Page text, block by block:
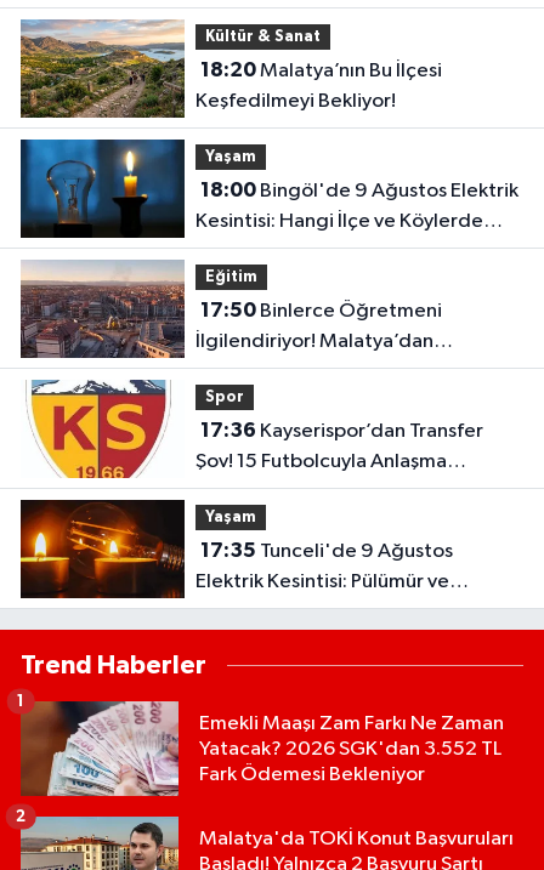
Kazandibi Tarifi
Kültür & Sanat
18:20Malatya’nın Bu İlçesi
Keşfedilmeyi Bekliyor!
Yaşam
18:00Bingöl'de 9 Ağustos Elektrik
Kesintisi: Hangi İlçe ve Köylerde
Elektrikler Kesilecek?
Eğitim
17:50Binlerce Öğretmeni
İlgilendiriyor! Malatya’dan
Bakanlığa “İl Emri” Çağrısı
Spor
17:36
Şov! 15 Futbolcuyla Anlaşma
Sağlandı
Yaşam
17:35
Elektrik Kesintisi: Pülümür ve
Çemişgezek'te Çok Sayıda Yerleşim
Trend Haberler
Emekli Maaşı Zam Farkı Ne Zaman
Yatacak? 2026 SGK'dan 3.552 TL
Fark Ödemesi Bekleniyor
1
Malatya'da TOKİ Konut Başvuruları
Başladı! Yalnızca 2 Başvuru Şartı
2